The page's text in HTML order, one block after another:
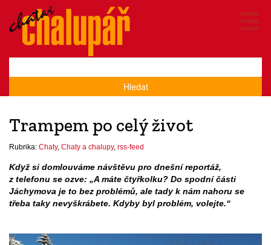
Hledat
Trampem po celý život
Rubrika: Chaty, Chaty a chalupy, rss-feed
Když si domlouváme návštěvu pro dnešní reportáž,
z telefonu se ozve: „A máte čtyřkolku? Do spodní části
Jáchymova je to bez problémů, ale tady k nám nahoru se
třeba taky nevyškrábete. Kdyby byl problém, volejte.“